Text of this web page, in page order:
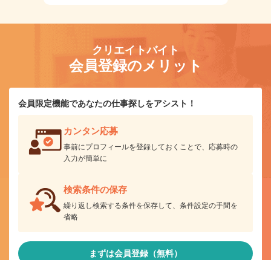
クリエイトバイト
会員登録のメリット
会員限定機能であなたの仕事探しをアシスト！
カンタン応募
事前にプロフィールを登録しておくことで、応募時の
入力が簡単に
検索条件の保存
繰り返し検索する条件を保存して、条件設定の手間を
省略
まずは会員登録（無料）